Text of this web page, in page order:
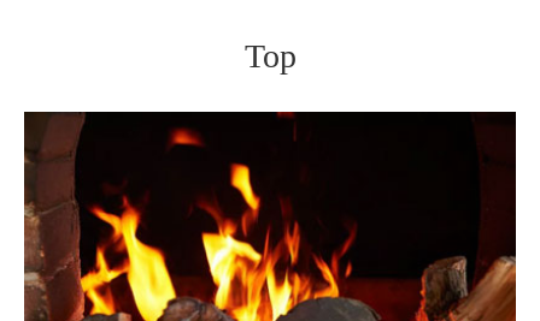
Top